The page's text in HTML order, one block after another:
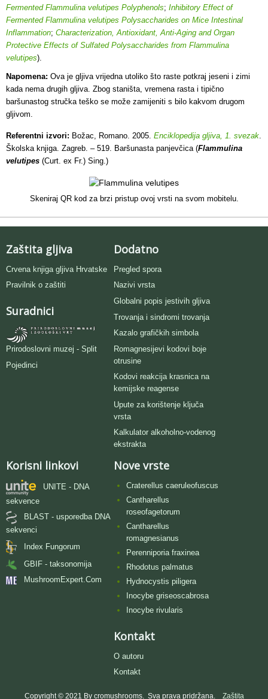
Fermented Flammulina velutipes Polyphenols; Inhibitory Effect of
Fermented Flammulina velutipes Polysaccharides on Mice Intestinal
Inflammation; Characterization, Antioxidant, Anti-Aging and Organ
Protective Effects of Sulfated Polysaccharides from Flammulina
velutipes).
Napomena: Ova je gljiva vrijedna utoliko što raste potkraj jeseni i zimi
kada nema drugih gljiva. Zbog staništa, vremena rasta i tipično
baršunastog stručka teško se može zamijeniti s bilo kakvom drugom
gljivom.
Referentni izvori: Božac, Romano. 2005. Enciklopedija gljiva, 1. svezak.
Školska knjiga. Zagreb. – 519. Baršunasta panjevčica (Flammulina
velutipes (Curt. ex Fr.) Sing.)
Skeniraj QR kod za brzi pristup ovoj vrsti na svom mobitelu.
Zaštita gljiva
Crvena knjiga gljiva Hrvatske
Pravilnik o zaštiti
Suradnici
Prirodoslovni muzej - Split
Pojedinci
Dodatno
Pregled spora
Nazivi vrsta
Globalni popis jestivih gljiva
Trovanja i sindromi trovanja
Kazalo grafičkih simbola
Romagnesijevi kodovi boje
otrusine
Kodovi reakcija krasnica na
kemijske reagense
Upute za korištenje ključa
vrsta
Kalkulator alkoholno-vodenog
ekstrakta
Korisni linkovi
UNITE - DNA
sekvence
BLAST - usporedba DNA
sekvenci
Index Fungorum
GBIF - taksonomija
MushroomExpert.Com
Nove vrste
Craterellus caeruleofuscus
Cantharellus
roseofagetorum
Cantharellus
romagnesianus
Perenniporia fraxinea
Rhodotus palmatus
Hydnocystis piligera
Inocybe griseoscabrosa
Inocybe rivularis
Kontakt
O autoru
Kontakt
Copyright © 2021 By cromushrooms. Sva prava pridržana. Zaštita